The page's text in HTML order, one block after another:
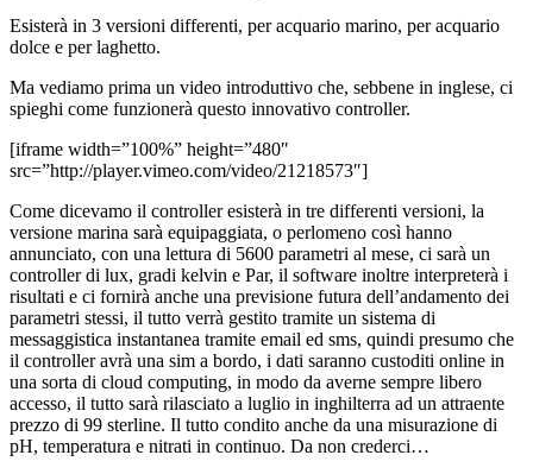
Esisterà in 3 versioni differenti, per acquario marino, per acquario
dolce e per laghetto.
Ma vediamo prima un video introduttivo che, sebbene in inglese, ci
spieghi come funzionerà questo innovativo controller.
[iframe width=”100%” height=”480″
src=”http://player.vimeo.com/video/21218573″]
Come dicevamo il controller esisterà in tre differenti versioni, la
versione marina sarà equipaggiata, o perlomeno così hanno
annunciato, con una lettura di 5600 parametri al mese, ci sarà un
controller di lux, gradi kelvin e Par, il software inoltre interpreterà i
risultati e ci fornirà anche una previsione futura dell’andamento dei
parametri stessi, il tutto verrà gestito tramite un sistema di
messaggistica instantanea tramite email ed sms, quindi presumo che
il controller avrà una sim a bordo, i dati saranno custoditi online in
una sorta di cloud computing, in modo da averne sempre libero
accesso, il tutto sarà rilasciato a luglio in inghilterra ad un attraente
prezzo di 99 sterline. Il tutto condito anche da una misurazione di
pH, temperatura e nitrati in continuo. Da non crederci…